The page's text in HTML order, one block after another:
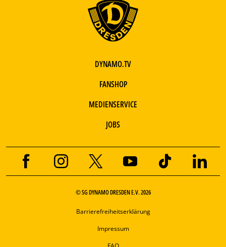
DYNAMO.TV
FANSHOP
MEDIENSERVICE
JOBS
© SG DYNAMO DRESDEN E.V. 2026
Barrierefreiheitserklärung
Impressum